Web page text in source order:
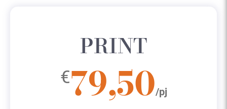
PRINT
€79,50/pj